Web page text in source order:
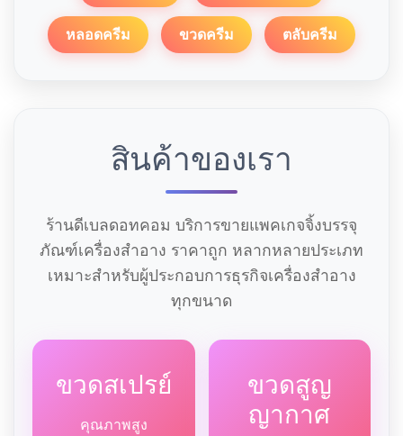
หลอดครีม ขวดครีม ตลับครีม
สินค้าของเรา
ร้านดีเบลดอทคอม บริการขายแพคเกจจิ้งบรรจุ
ภัณฑ์เครื่องสำอาง ราคาถูก หลากหลายประเภท
เหมาะสำหรับผู้ประกอบการธุรกิจเครื่องสำอาง
ทุกขนาด
ขวดสเปรย์
คุณภาพสูง
ขวดสูญ
ญากาศ